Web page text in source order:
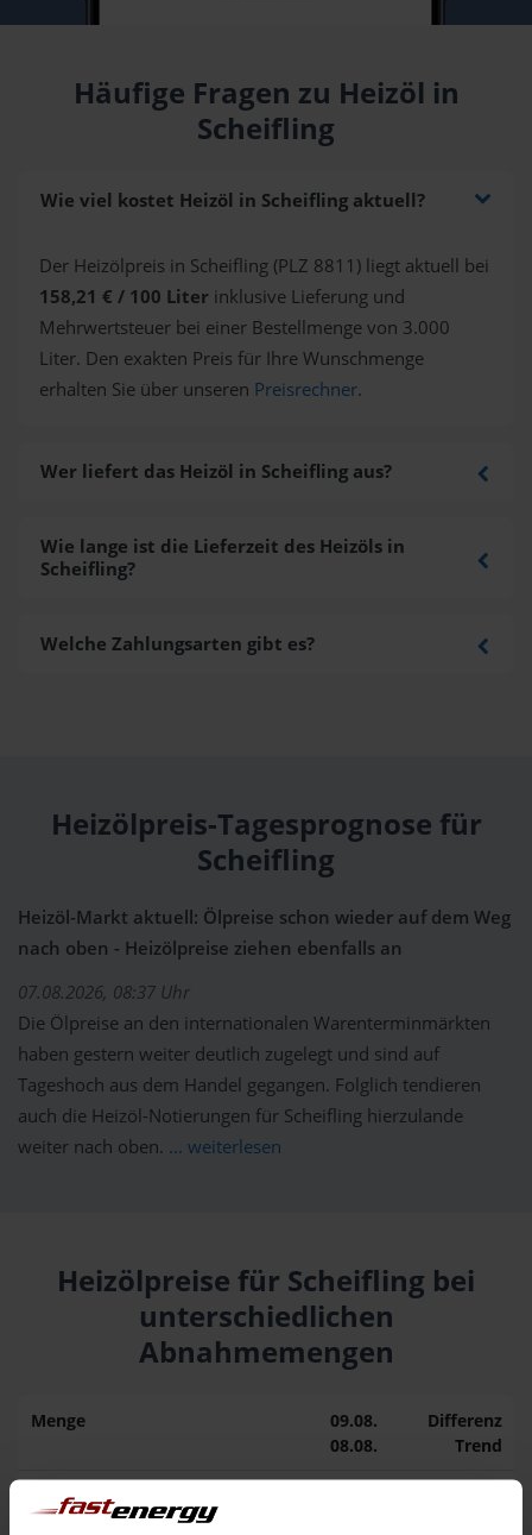
Häufige Fragen zu Heizöl in
Scheifling
Wie viel kostet Heizöl in Scheifling aktuell?
Der Heizölpreis in Scheifling (PLZ 8811) liegt aktuell bei
158,21 € / 100 Liter inklusive Lieferung und
Mehrwertsteuer bei einer Bestellmenge von 3.000
Liter. Den exakten Preis für Ihre Wunschmenge
erhalten Sie über unseren Preisrechner.
Wer liefert das Heizöl in Scheifling aus?
Wie lange ist die Lieferzeit des Heizöls in
Scheifling?
Welche Zahlungsarten gibt es?
Heizölpreis-Tagesprognose für
Scheifling
Heizöl-Markt aktuell: Ölpreise schon wieder auf dem Weg
nach oben - Heizölpreise ziehen ebenfalls an
07.08.2026, 08:37 Uhr
Die Ölpreise an den internationalen Warenterminmärkten
haben gestern weiter deutlich zugelegt und sind auf
Tageshoch aus dem Handel gegangen. Folglich tendieren
auch die Heizöl-Notierungen für Scheifling hierzulande
weiter nach oben. ... weiterlesen
Heizölpreise für Scheifling bei
unterschiedlichen
Abnahmemengen
Menge
09.08.
08.08.
Differenz
Trend
1.000 Liter